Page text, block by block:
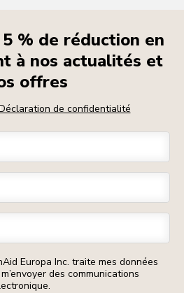
% de réduction en
à nos actualités et
offres
de confidentialité
Europa Inc. traite mes données
des communications